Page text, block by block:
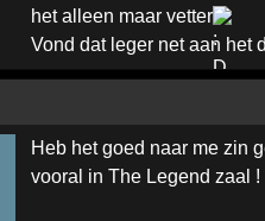
het alleen maar vetter
Vond dat leger net aan het
Heb het goed naar me zin
vooral in The Legend zaal !